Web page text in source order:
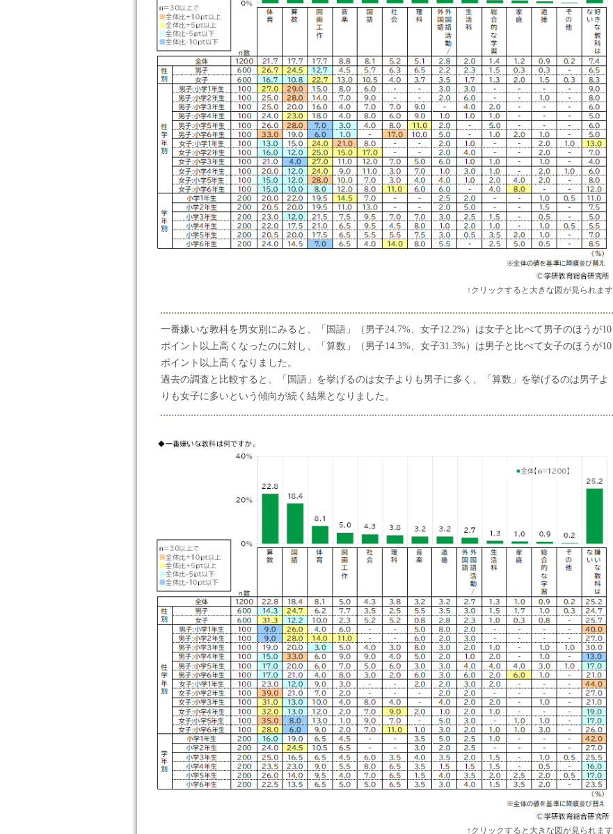
↑クリックすると大きな図が見られます
一番嫌いな教科を男女別にみると、「国語」（男子24.7%、女子12.2%）は女子と比べて男子のほうが10
ポイント以上高くなったのに対し、「算数」（男子14.3%、女子31.3%）は男子と比べて女子のほうが10
ポイント以上高くなりました。
過去の調査と比較すると、「国語」を挙げるのは女子よりも男子に多く、「算数」を挙げるのは男子よ
りも女子に多いという傾向が続く結果となりました。
↑クリックすると大きな図が見られます